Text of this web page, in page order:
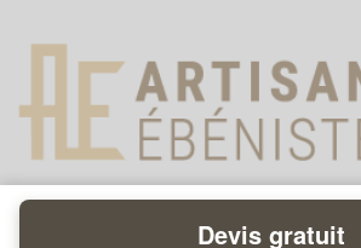
Devis gratuit